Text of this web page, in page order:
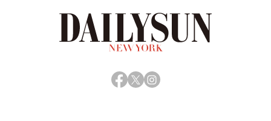
Facebook
X Instagram